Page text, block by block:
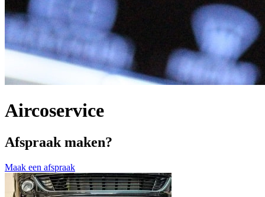
Aircoservice
Afspraak maken?
Maak een afspraak